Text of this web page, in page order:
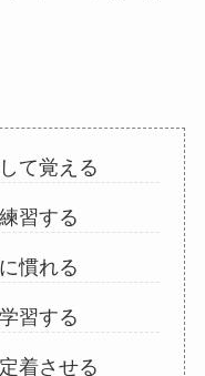
て覚える
習する
慣れる
習する
着させる